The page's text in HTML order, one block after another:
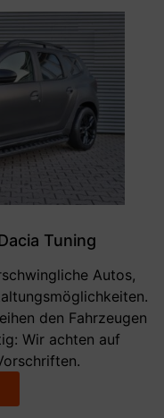
Tuning
Autos,
den Fahrzeugen
Wir achten auf